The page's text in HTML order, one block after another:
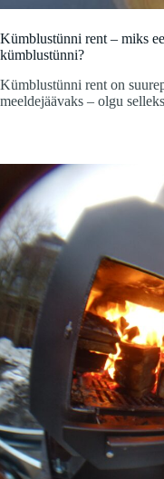
Kümblustünni rent – miks
kümblustünni?
Kümblustünni rent on
meeldejäävaks – olgu